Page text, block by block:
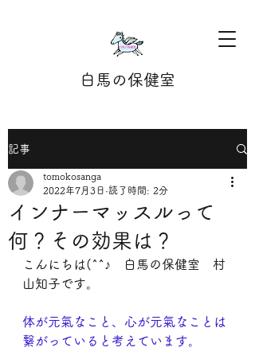
白馬の保健室
記事
インナーマッスルって
何？その効果は？
tomokosanga
2022年7月3日 読了時間: 2分
こんにちは(^^♪　白馬の保健室　村
山知子です。
体が元氣なこと、心が元氣なことは
繋がっていると考えています。